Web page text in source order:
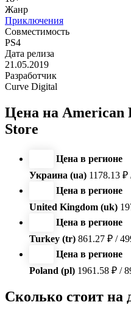
Жанр
Приключения
Совместимость
PS4
Дата релиза
21.05.2019
Разработчик
Curve Digital
Цена на American
Store
Цена в регионе
Украина (ua) 1178.13 ₽
Цена в регионе
United Kingdom (uk)
Цена в регионе
Turkey (tr) 861.27 ₽ /
Цена в регионе
Poland (pl) 1961.58 ₽ /
Сколько стоит на